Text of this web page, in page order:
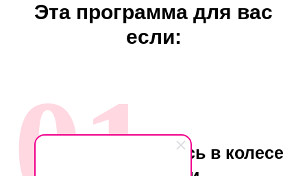
Эта программа для вас
если:
Вы крутитесь в колесе